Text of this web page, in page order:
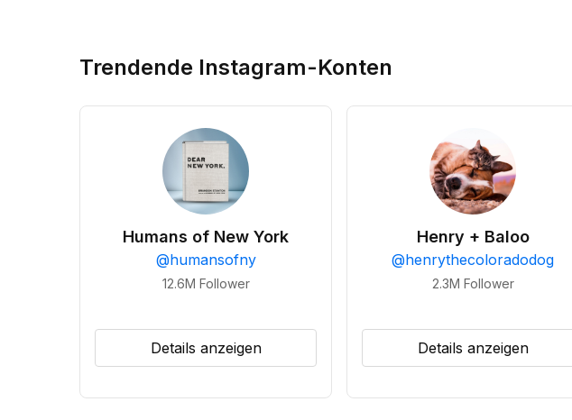
Trendende Instagram-Konten
Humans of New York
@humansofny
12.6M Follower
Details anzeigen
Henry + Baloo
@henrythecoloradodog
2.3M Follower
Details anzeigen